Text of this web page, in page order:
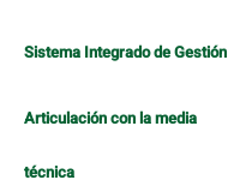
Sistema Integrado de Gestión
Articulación con la media
técnica